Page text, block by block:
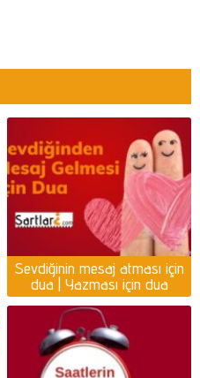
Sevdiğinin mesaj atması için
dua | Yazması için dua